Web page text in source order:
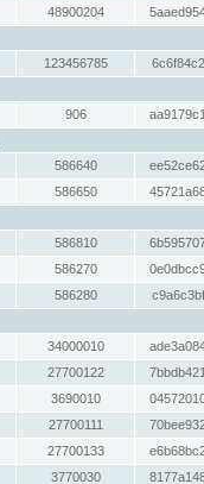
48900204
123456785
906
586640
586650
586810
586270
586280
34000010
27700122
3690010
27700111
27700133
3770030